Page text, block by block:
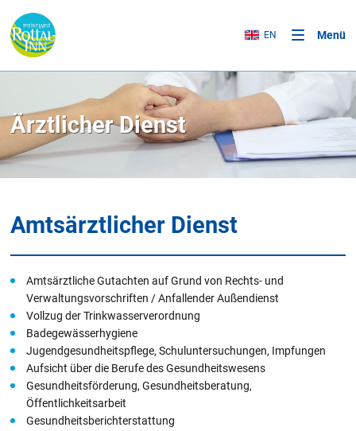
EN Menü
Ärztlicher Dienst
Amtsärztlicher Dienst
Amtsärztliche Gutachten auf Grund von Rechts- und
Verwaltungsvorschriften / Anfallender Außendienst
Vollzug der Trinkwasserverordnung
Badegewässerhygiene
Jugendgesundheitspflege, Schuluntersuchungen, Impfungen
Aufsicht über die Berufe des Gesundheitswesens
Gesundheitsförderung, Gesundheitsberatung,
Öffentlichkeitsarbeit
Gesundheitsberichterstattung